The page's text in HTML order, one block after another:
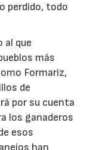
perdido, todo
al que
más
Formariz,
de
por su cuenta
los ganaderos
esos